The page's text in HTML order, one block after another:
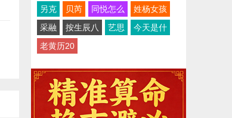
另克
贝芮 同悦怎么
姓杨女孩
采融
按生辰八 艺思
今天是什
老黄历20